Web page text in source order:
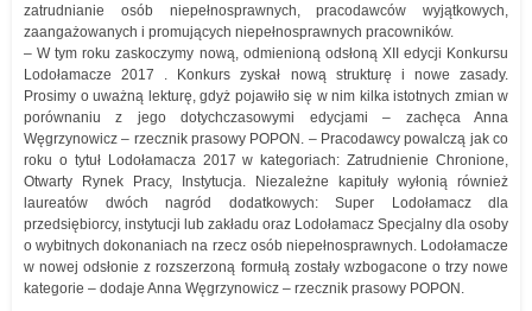
zatrudnianie osób niepełnosprawnych, pracodawców wyjątkowych,
zaangażowanych i promujących niepełnosprawnych pracowników.
– W tym roku zaskoczymy nową, odmienioną odsłoną XII edycji Konkursu
Lodołamacze 2017 . Konkurs zyskał nową strukturę i nowe zasady.
Prosimy o uważną lekturę, gdyż pojawiło się w nim kilka istotnych zmian w
porównaniu z jego dotychczasowymi edycjami – zachęca Anna
Węgrzynowicz – rzecznik prasowy POPON. – Pracodawcy powalczą jak co
roku o tytuł Lodołamacza 2017 w kategoriach: Zatrudnienie Chronione,
Otwarty Rynek Pracy, Instytucja. Niezależne kapituły wyłonią również
laureatów dwóch nagród dodatkowych: Super Lodołamacz dla
przedsiębiorcy, instytucji lub zakładu oraz Lodołamacz Specjalny dla osoby
o wybitnych dokonaniach na rzecz osób niepełnosprawnych. Lodołamacze
w nowej odsłonie z rozszerzoną formułą zostały wzbogacone o trzy nowe
kategorie – dodaje Anna Węgrzynowicz – rzecznik prasowy POPON.